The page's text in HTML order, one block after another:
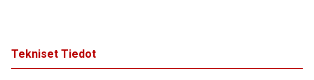
Tekniset Tiedot